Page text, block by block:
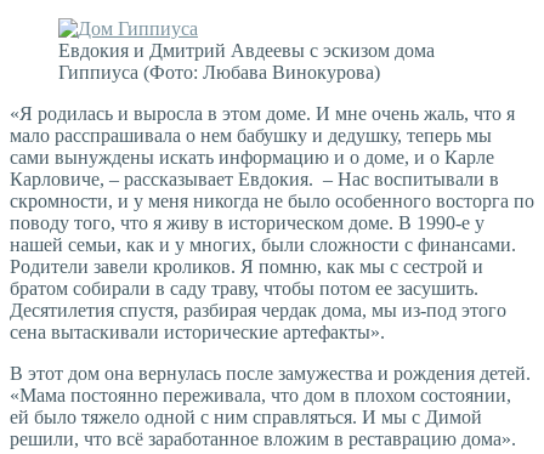
Евдокия и Дмитрий Авдеевы с эскизом дома
Гиппиуса (Фото: Любава Винокурова)
«Я родилась и выросла в этом доме. И мне очень жаль, что я
мало расспрашивала о нем бабушку и дедушку, теперь мы
сами вынуждены искать информацию и о доме, и о Карле
Карловиче, – рассказывает Евдокия. – Нас воспитывали в
скромности, и у меня никогда не было особенного восторга по
поводу того, что я живу в историческом доме. В 1990-е у
нашей семьи, как и у многих, были сложности с финансами.
Родители завели кроликов. Я помню, как мы с сестрой и
братом собирали в саду траву, чтобы потом ее засушить.
Десятилетия спустя, разбирая чердак дома, мы из-под этого
сена вытаскивали исторические артефакты».
В этот дом она вернулась после замужества и рождения детей.
«Мама постоянно переживала, что дом в плохом состоянии,
ей было тяжело одной с ним справляться. И мы с Димой
решили, что всё заработанное вложим в реставрацию дома».